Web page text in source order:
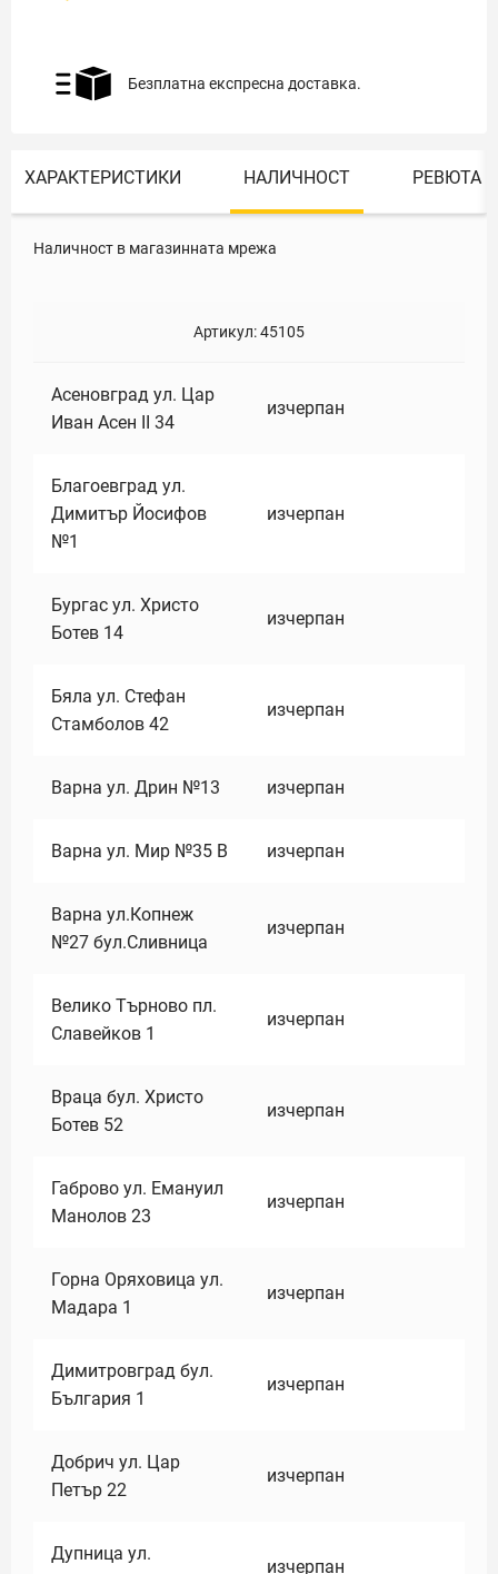
Безплатна експресна доставка.
ХАРАКТЕРИСТИКИ НАЛИЧНОСТ РЕВЮТА
Наличност в магазинната мрежа
Артикул:45105
Асеновград ул. Цар
Иван Асен II 34
изчерпан
Благоевград ул.
Димитър Йосифов
№1
изчерпан
Бургас ул. Христо
Ботев 14
изчерпан
Бяла ул. Стефан
Стамболов 42
изчерпан
Варна ул. Дрин №13 изчерпан
Варна ул. Мир №35 В изчерпан
Варна ул.Копнеж
№27 бул.Сливница
изчерпан
Велико Търново пл.
Славейков 1
изчерпан
Враца бул. Христо
Ботев 52
изчерпан
Габрово ул. Емануил
Манолов 23
изчерпан
Горна Оряховица ул.
Мадара 1
изчерпан
Димитровград бул.
България 1
изчерпан
Добрич ул. Цар
Петър 22
изчерпан
Дупница ул.
изчерпан